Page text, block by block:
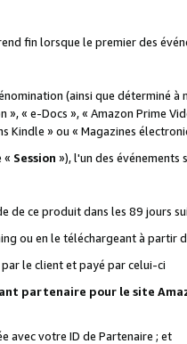
fin lorsque le premier des
(ainsi que déterminé à
« e-Docs », « Amazon Prime
Kindle » ou « Magazines
« Session »), l'un des événements
ce produit dans les 89 jours
ou en le téléchargeant à partir
le client et payé par celui-ci
partenaire pour le site
avec votre ID de Partenaire ; et